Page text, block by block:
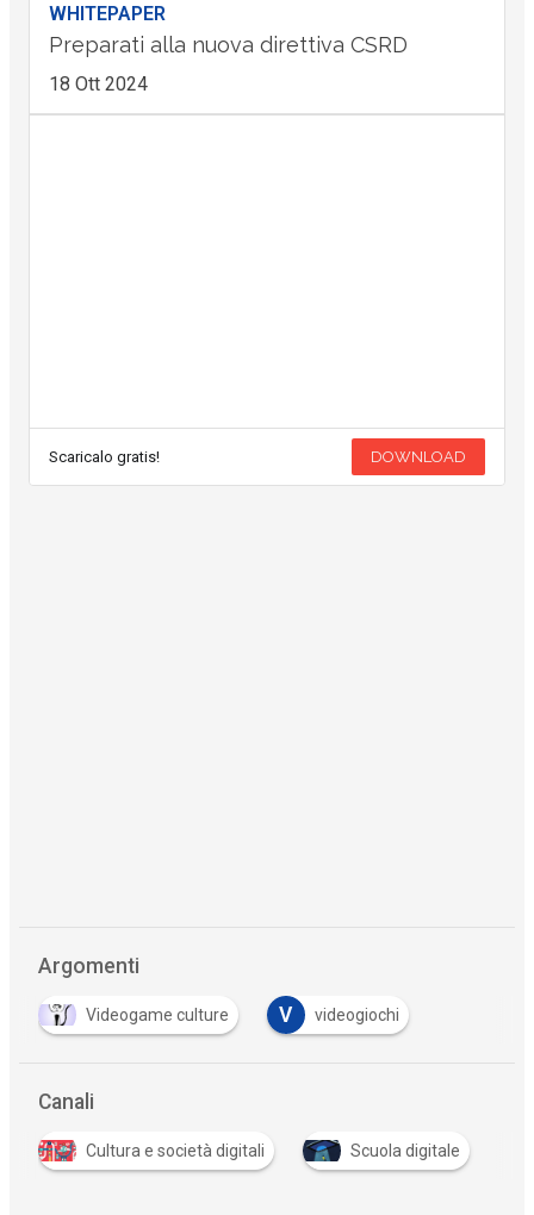
WHITEPAPER
Preparati alla nuova direttiva CSRD
18 Ott 2024
Scaricalo gratis! DOWNLOAD
Argomenti
Videogame culture V videogiochi
Canali
Cultura e società digitali Scuola digitale